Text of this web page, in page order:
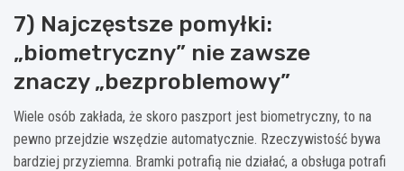
7) Najczęstsze pomyłki:
„biometryczny” nie zawsze
znaczy „bezproblemowy”
Wiele osób zakłada, że skoro paszport jest biometryczny, to na
pewno przejdzie wszędzie automatycznie. Rzeczywistość bywa
bardziej przyziemna. Bramki potrafią nie działać, a obsługa potrafi